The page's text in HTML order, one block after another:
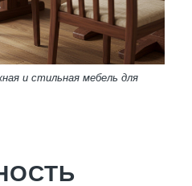
и стильная мебель для